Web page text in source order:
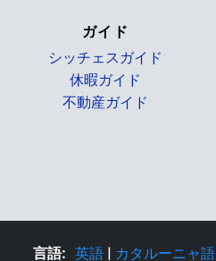
ガイド
シッチェスガイド
休暇ガイド
不動産ガイド
言語: 英語 | カタルーニャ語